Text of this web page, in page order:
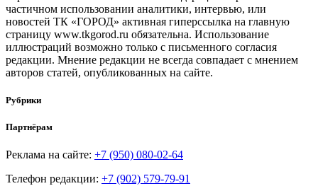
частичном использовании аналитики, интервью, или
новостей ТК «ГОРОД» активная гиперссылка на главную
страницу www.tkgorod.ru обязательна. Использование
иллюстраций возможно только с письменного согласия
редакции. Мнение редакции не всегда совпадает с мнением
авторов статей, опубликованных на сайте.
Рубрики
Партнёрам
Реклама на сайте: +7 (950) 080-02-64
Телефон редакции: +7 (902) 579-79-91